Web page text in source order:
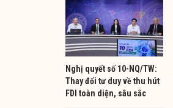
Nghị quyết số 10-NQ/TW:
Thay đổi tư duy về thu hút
FDI toàn diện, sâu sắc